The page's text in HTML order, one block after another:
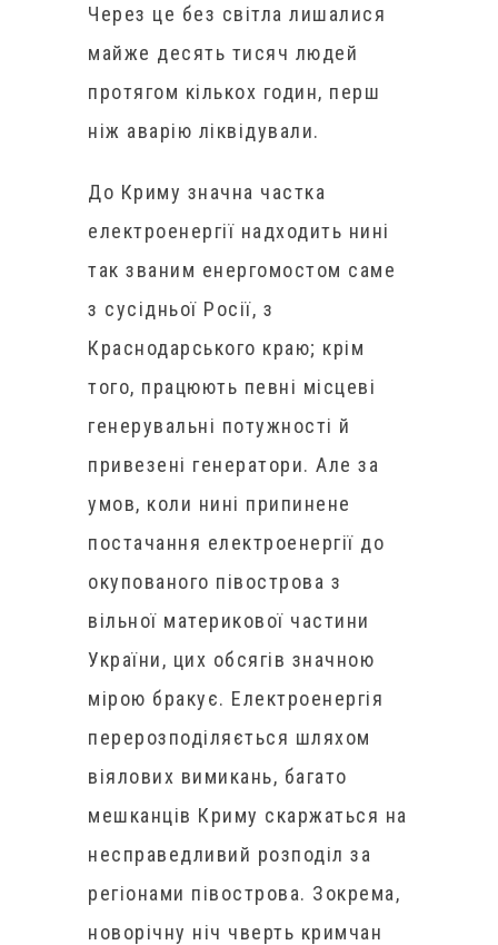
Через це без світла лишалися
майже десять тисяч людей
протягом кількох годин, перш
ніж аварію ліквідували.
До Криму значна частка
електроенергії надходить нині
так званим енергомостом саме
з сусідньої Росії, з
Краснодарського краю; крім
того, працюють певні місцеві
генерувальні потужності й
привезені генератори. Але за
умов, коли нині припинене
постачання електроенергії до
окупованого півострова з
вільної материкової частини
України, цих обсягів значною
мірою бракує. Електроенергія
перерозподіляється шляхом
віялових вимикань, багато
мешканців Криму скаржаться на
несправедливий розподіл за
регіонами півострова. Зокрема,
новорічну ніч чверть кримчан